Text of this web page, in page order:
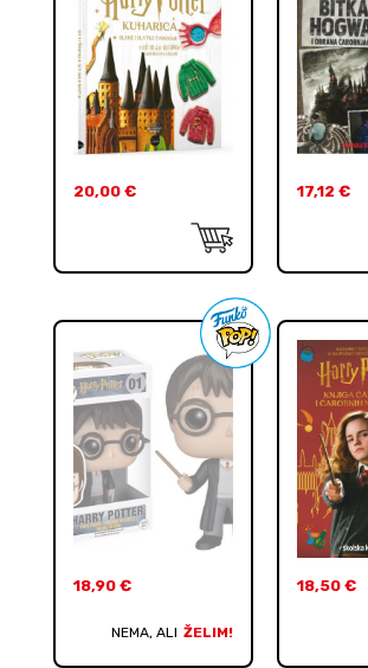
20,00 € 17,12 €
18,90 €
NEMA, ALI ŽELIM!
18,50 €